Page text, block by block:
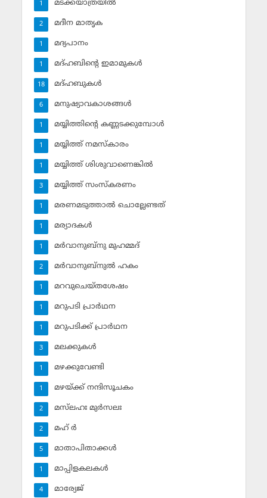
മടക്കയാത്രയില്‍
1
മദീന മാതൃക
2
മദ്യപാനം
1
മദ്ഹബിന്റെ ഇമാമുകള്‍
1
മദ്ഹബുകള്‍
18
മനുഷ്യാവകാശങ്ങള്‍
6
മയ്യിത്തിന്റെ കണ്ണടക്കുമ്പോള്‍
1
മയ്യിത്ത് നമസ്‌കാരം
1
മയ്യിത്ത് ശിശുവാണെങ്കില്‍
1
മയ്യിത്ത് സംസ്‌കരണം
3
മരണമടുത്താല്‍ ചൊല്ലേണ്ടത്
1
മര്യാദകള്‍
1
മര്‍വാനുബ്‌നു മുഹമ്മദ്
1
മര്‍വാനുബ്‌നുല്‍ ഹകം
2
മറവുചെയ്തശേഷം
1
മറുപടി പ്രാര്‍ഥന
1
മറുപടിക്ക് പ്രാര്‍ഥന
1
മലക്കുകള്‍
3
മഴക്കുവേണ്ടി
1
മഴയ്ക്ക് നന്ദിസൂചകം
1
മസ്‌ലഹഃ മുര്‍സലഃ
2
മഹ് ര്‍
2
മാതാപിതാക്കള്‍
5
മാപ്പിളകലകള്‍
1
മാര്യേജ്
4